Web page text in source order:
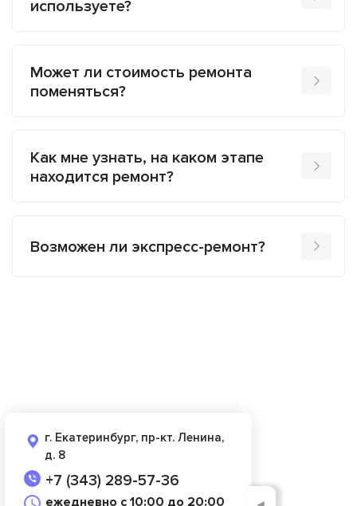
используете?
Может ли стоимость ремонта
поменяться?
Как мне узнать, на каком этапе
находится ремонт?
Возможен ли экспресс-ремонт?
г. Екатеринбург, пр-кт. Ленина,
д. 8
+7 (343) 289-57-36
ежедневно с 10:00 до 20:00